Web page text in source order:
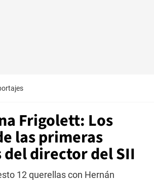
Frigolett: Los
las primeras
director del SII
12 querellas con Hernán